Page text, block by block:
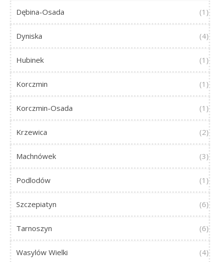
Dębina-Osada (1)
Dyniska (4)
Hubinek (1)
Korczmin (1)
Korczmin-Osada (1)
Krzewica (2)
Machnówek (3)
Podlodów (1)
Szczepiatyn (6)
Tarnoszyn (6)
Wasylów Wielki (4)